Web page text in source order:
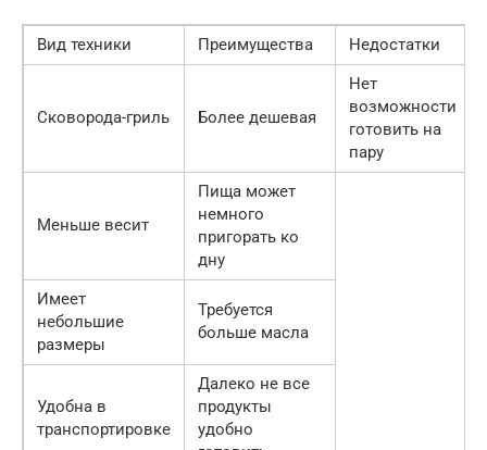
Вид техники Преимущества Недостатки
Сковорода-гриль Более дешевая
Нет
возможности
готовить на
пару
Меньше весит
Пища может
немного
пригорать ко
дну
Имеет
небольшие
размеры
Требуется
больше масла
Удобна в
транспортировке
Далеко не все
продукты
удобно